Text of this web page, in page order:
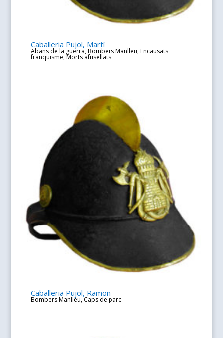
Caballeria Pujol, Martí
Abans de la guerra,Bombers Manlleu,Encausats
franquisme,Morts afusellats
Caballeria Pujol, Ramon
Bombers Manlleu,Caps de parc